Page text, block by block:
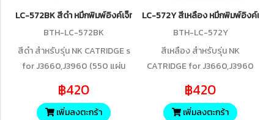
LC-572BK สีดำ หมึกพิมพ์อิงค์เจ็ทบราเดอร์ รับประกันศูนย์บริการของแท้
BTH-LC-572BK
สีดำ สำหรับรุ่น NK CATRIDGE s
for J3660,J3960 (550 แผ่น
฿420
เพิ่มลงตะกร้า
LC-572Y สีเหลือง หมึกพิมพ์อิงค์เจ็ท
BTH-LC-572Y
สีเหลือง สำหรับรุ่น NK
CATRIDGE for J3660,J3960
฿420
เพิ่มลงตะกร้า